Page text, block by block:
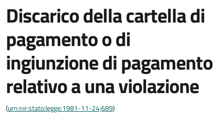
Discarico della cartella di
pagamento o di
ingiunzione di pagamento
relativo a una violazione
(urn:nir:stato:legge:1981-11-24;689)